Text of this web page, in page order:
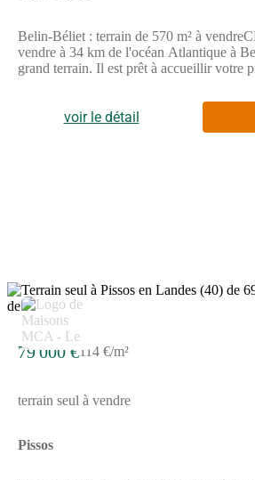
Belin-Béliet : terrain de 570 m² à
vendre à 34 km de l'océan Atlantique à
grand terrain. Il est prêt à accueillir votre
et des commerces. L'École Primaire
Alienor sont implantées à moins de 10
accès à l'autoroute A63 à 6 km. On
voir le détail
79 000 €114 €/m²
terrain seul à vendre
Pissos